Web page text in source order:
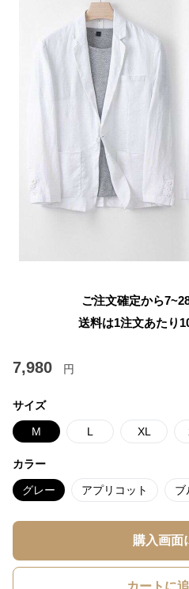
ご注文確定から
送料は1注文あたり
7,980 円
サイズ
M L XL
カラー
グレー アプリコット ブ
購入画面
カートに